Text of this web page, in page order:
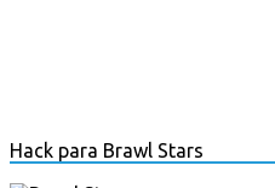
Hack para Brawl Stars